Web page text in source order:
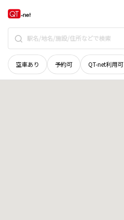
空車あり 予約可 QT-net利用可
富山県